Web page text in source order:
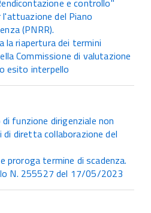
del Piano
(PNRR).
riapertura dei termini
Commissione di valutazione
esito interpello
funzione dirigenziale non
diretta collaborazione del
termine di scadenza.
N. 255527 del 17/05/2023